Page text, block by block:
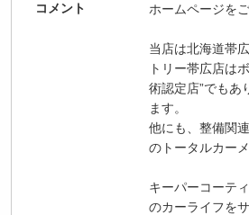
コメント ホームページを
当店は北海道帯
トリー帯広店は
術認定店”でもあ
ます。
他にも、整備関
のトータルカー
キーパーコーテ
のカーライフを